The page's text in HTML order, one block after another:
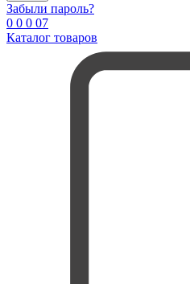
Забыли пароль?
0 0 0 07
Каталог товаров